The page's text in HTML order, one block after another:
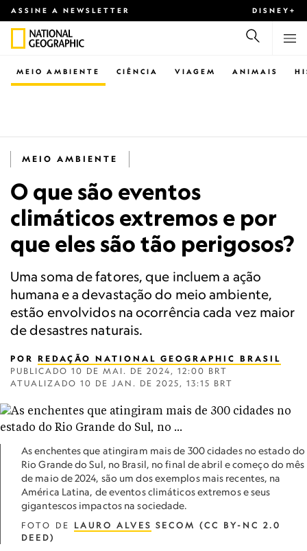
ASSINE A NEWSLETTER DISNEY+
CIÊNCIA VIAGEM ANIMAIS
MEIO AMBIENTE
MEIO AMBIENTE
O que são eventos
climáticos extremos e por
que eles são tão perigosos?
Uma soma de fatores, que incluem a ação
humana e a devastação do meio ambiente,
estão envolvidos na ocorrência cada vez maior
de desastres naturais.
POR REDAÇÃO NATIONAL GEOGRAPHIC BRASIL
PUBLICADO 10 DE MAI. DE 2024, 12:00 BRT
ATUALIZADO 10 DE JAN. DE 2025, 13:15 BRT
As enchentes que atingiram mais de 300 cidades no estado do
Rio Grande do Sul, no Brasil, no final de abril e começo do mês
de maio de 2024, são um dos exemplos mais recentes, na
América Latina, de eventos climáticos extremos e seus
gigantescos impactos na sociedade.
FOTO DE LAURO ALVES SECOM (CC BY-NC 2.0
DEED)